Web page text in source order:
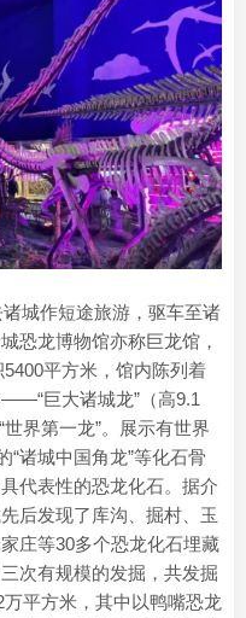
城作短途旅游，驱车至诸
恐龙博物馆亦称巨龙馆，
平方米，馆内陈列着
巨大诸城龙”（高9.1
界第一龙”。展示有世界
“诸城中国角龙”等化石骨
代表性的恐龙化石。据介
后发现了库沟、掘村、玉
庄等30多个恐龙化石埋藏
次有规模的发掘，共发掘
平方米，其中以鸭嘴恐龙